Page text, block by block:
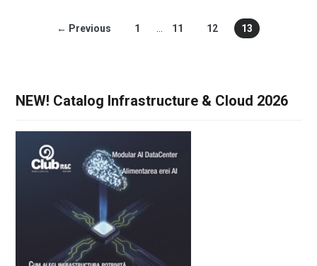
← Previous 1 11 12 13
NEW! Catalog Infrastructure & Cloud 2026